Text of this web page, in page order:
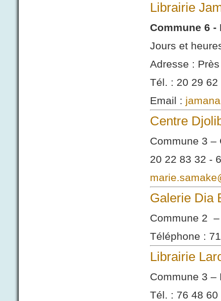
Librairie
Commune 6 -
Jours et
Adresse :
Tél. : 20 29
Email :
Centre
Commune 3 –
20 22 83 32 -
Galerie Dia
Commune 2
Téléphone :
Librairie
Commune 3 –
Tél. : 76 48 60